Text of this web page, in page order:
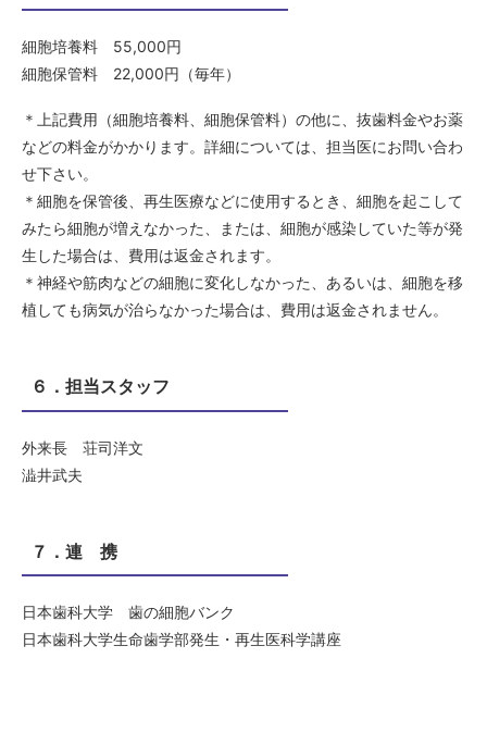
細胞培養料 55,000円
細胞保管料 22,000円（毎年）
＊上記費用（細胞培養料、細胞保管料）の他に、抜歯料金やお薬
などの料金がかかります。詳細については、担当医にお問い合わ
せ下さい。
＊細胞を保管後、再生医療などに使用するとき、細胞を起こして
みたら細胞が増えなかった、または、細胞が感染していた等が発
生した場合は、費用は返金されます。
＊神経や筋肉などの細胞に変化しなかった、あるいは、細胞を移
植しても病気が治らなかった場合は、費用は返金されません。
６．担当スタッフ
外来長 荘司洋文
澁井武夫
７．連 携
日本歯科大学 歯の細胞バンク
日本歯科大学生命歯学部発生・再生医科学講座